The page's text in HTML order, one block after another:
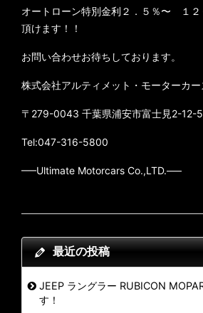
オートローン特別金利２．５％〜 １２
頂けます！！
お問い合わせお待ちしております。
株式会社アルティメット・モーターカー
〒279-0043 千葉県浦安市富士見2-12-5
Tel:047-316-5800
—–Ultimate Motorcars Co.,LTD.—–
最近の投稿
JEEP ラングラー RUBICON
す！